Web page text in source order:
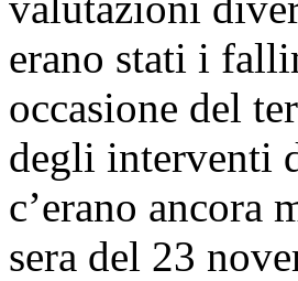
erano stati i
occasione del
degli interventi
c’erano ancora
sera del 23